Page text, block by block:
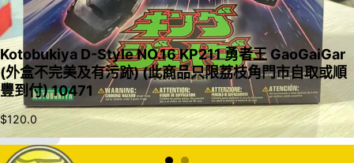
入購物車
Kotobukiya D-Style NO.16 KP211 勇者王 GaoGaiGar
(外盒不完美及有污跡) (此商品只限荔枝角門市自取或順
豐到付) 10471
$120.0